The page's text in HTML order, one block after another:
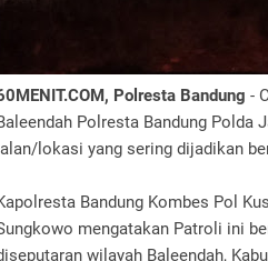
Polresta Bandung -
Polresta Bandung Polda
lokasi yang sering dijadikan
Bandung Kombes Pol
mengatakan Patroli ini
wilayah Baleendah,